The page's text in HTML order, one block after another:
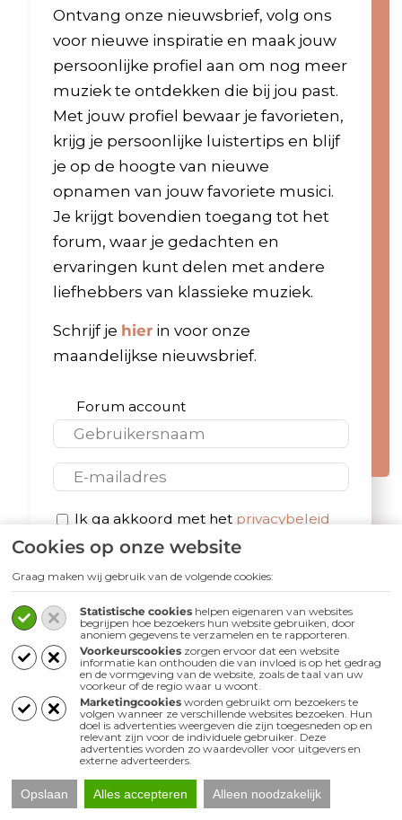
Cookies op onze website
Graag maken wij gebruik van de volgende cookies:
Statistische cookies helpen eigenaren van websites
begrijpen hoe bezoekers hun website gebruiken, door
anoniem gegevens te verzamelen en te rapporteren.
Voorkeurscookies zorgen ervoor dat een website
informatie kan onthouden die van invloed is op het gedrag
en de vormgeving van de website, zoals de taal van uw
voorkeur of de regio waar u woont.
Marketingcookies worden gebruikt om bezoekers te
volgen wanneer ze verschillende websites bezoeken. Hun
doel is advertenties weergeven die zijn toegesneden op en
relevant zijn voor de individuele gebruiker. Deze
advertenties worden zo waardevoller voor uitgevers en
externe adverteerders.
Opslaan Alles accepteren Alleen noodzakelijk
Ontvang onze nieuwsbrief, volg ons
voor nieuwe inspiratie en maak jouw
persoonlijke profiel aan om nog meer
muziek te ontdekken die bij jou past.
Met jouw profiel bewaar je favorieten,
krijg je persoonlijke luistertips en blijf
je op de hoogte van nieuwe
opnamen van jouw favoriete musici.
Je krijgt bovendien toegang tot het
forum, waar je gedachten en
ervaringen kunt delen met andere
liefhebbers van klassieke muziek.
Schrijf je hierin voor onze
maandelijkse nieuwsbrief.
Forum account
E-mail
Privacybeleid
*
Ik ga akkoord met het privacybeleid
Volg ons